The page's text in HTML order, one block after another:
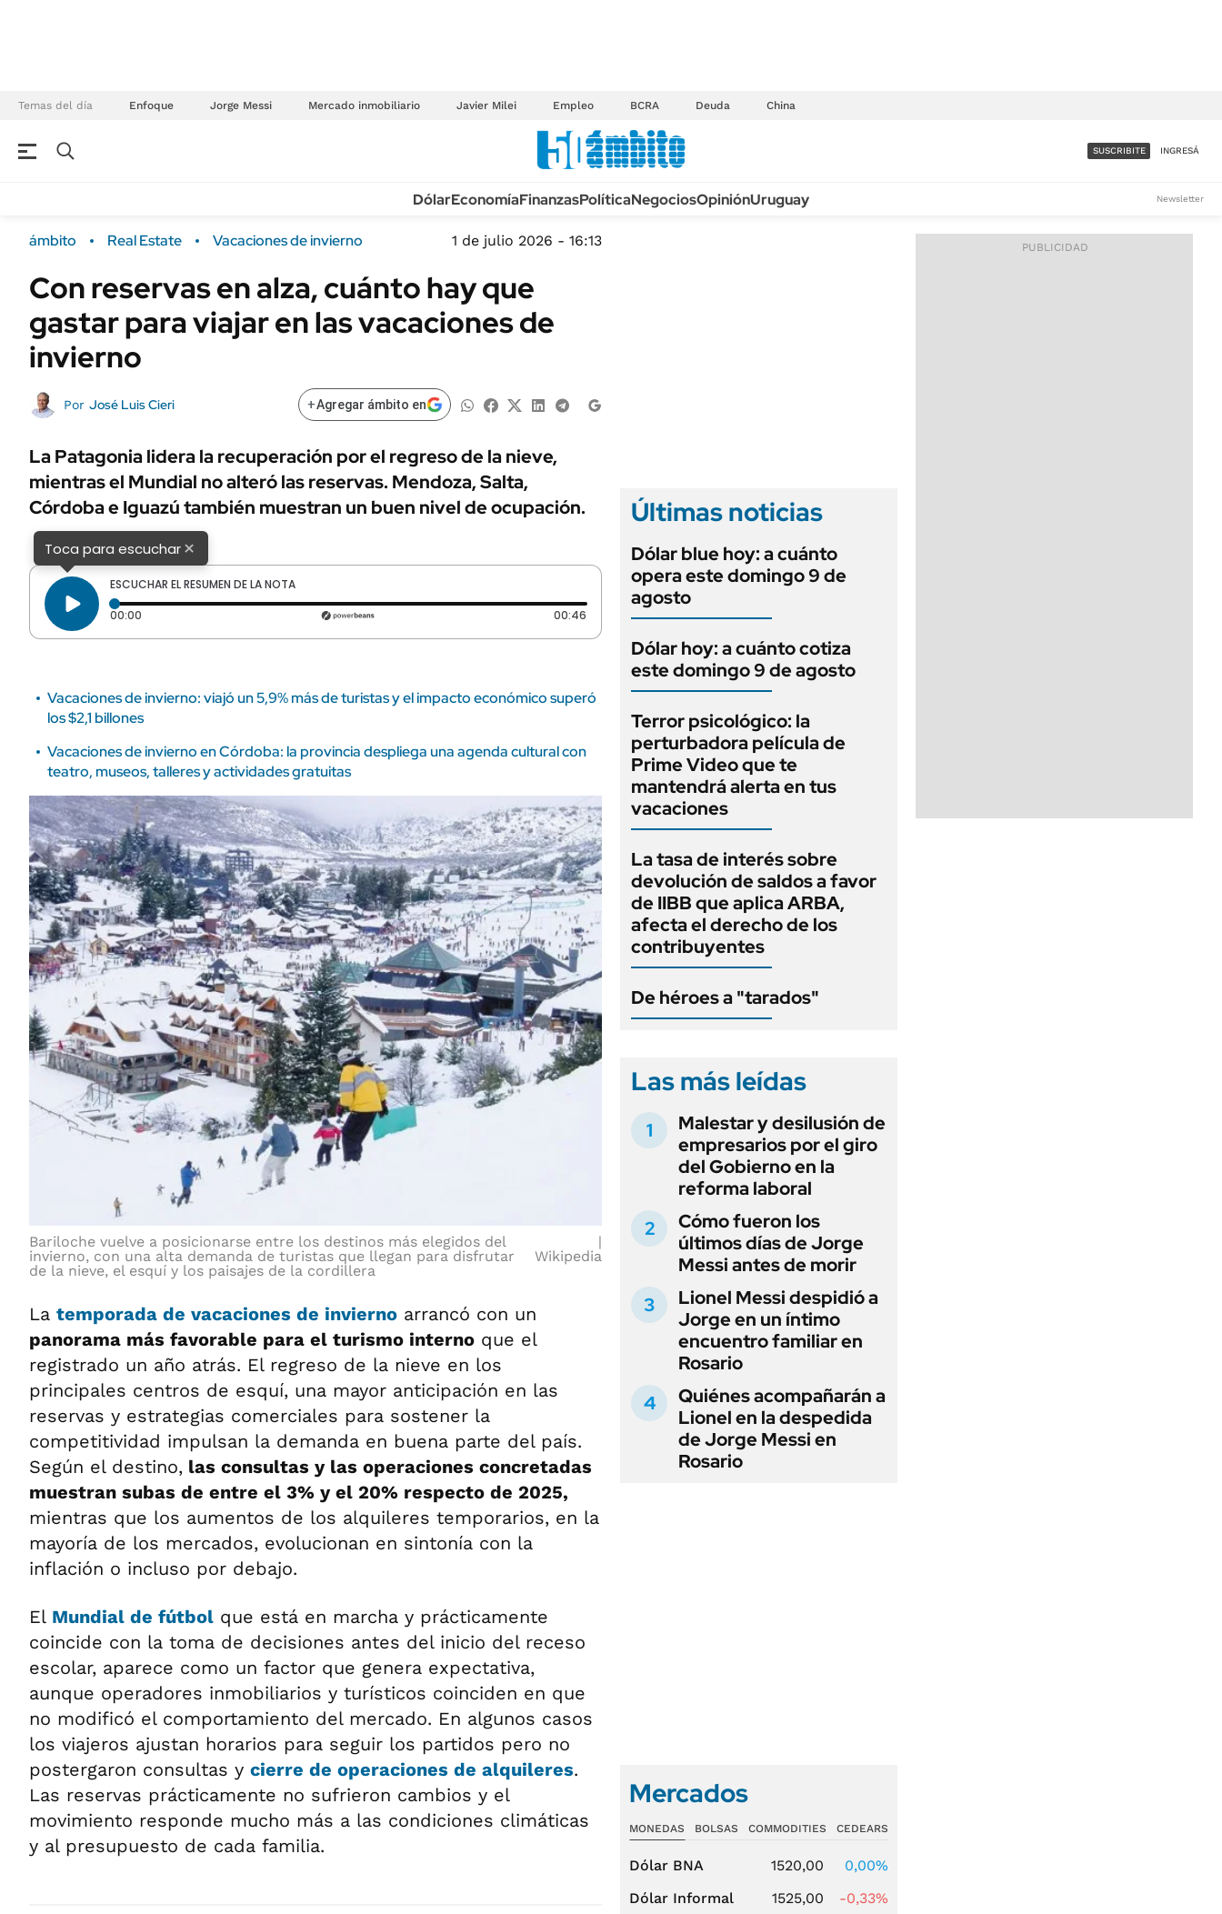
Temas del día Enfoque Jorge Messi Mercado inmobiliario Javier Milei Empleo BCRA Deuda China
Campo
FINANZAS
Dólar
ÁMBITO DEBATE
Sustentabilidad
URUGUAY
TECNOLOGÍA
MÉXICO
MUNDO
INFORMACIÓN GENERAL
AUTOS
ACCESO FULL - $1.800/MES
SUSCRIBITE INGRESÁ
DólarEconomíaFinanzasPolíticaNegociosOpiniónUruguay Newsletter
ámbito Real Estate Vacaciones de invierno 1 de julio 2026 - 16:13
Con reservas en alza, cuánto hay que
gastar para viajar en las vacaciones de
invierno
Por José Luis Cieri +Agregar ámbito en
La Patagonia lidera la recuperación por el regreso de la nieve,
mientras el Mundial no alteró las reservas. Mendoza, Salta,
Córdoba e Iguazú también muestran un buen nivel de ocupación.
Toca para escuchar×
ESCUCHAR EL RESUMEN DE LA NOTA
00:00 Tiempo transcurrido: 0 segundos 00:46 Duración: 46 segundos
Vacaciones de invierno: viajó un 5,9% más de turistas y el impacto económico superó
los $2,1 billones
Vacaciones de invierno en Córdoba: la provincia despliega una agenda cultural con
teatro, museos, talleres y actividades gratuitas
Bariloche vuelve a posicionarse entre los destinos más elegidos del
invierno, con una alta demanda de turistas que llegan para disfrutar
de la nieve, el esquí y los paisajes de la cordillera
Wikipedia
La temporada de vacaciones de invierno arrancó con un
panorama más favorable para el turismo interno que el
registrado un año atrás. El regreso de la nieve en los
principales centros de esquí, una mayor anticipación en las
reservas y estrategias comerciales para sostener la
competitividad impulsan la demanda en buena parte del país.
Según el destino, las consultas y las operaciones concretadas
muestran subas de entre el 3% y el 20% respecto de 2025,
mientras que los aumentos de los alquileres temporarios, en la
mayoría de los mercados, evolucionan en sintonía con la
inflación o incluso por debajo.
El Mundial de fútbol que está en marcha y prácticamente
coincide con la toma de decisiones antes del inicio del receso
escolar, aparece como un factor que genera expectativa,
aunque operadores inmobiliarios y turísticos coinciden en que
no modificó el comportamiento del mercado. En algunos casos
los viajeros ajustan horarios para seguir los partidos pero no
postergaron consultas y cierre de operaciones de alquileres.
Las reservas prácticamente no sufrieron cambios y el
movimiento responde mucho más a las condiciones climáticas
y al presupuesto de cada familia.
Últimas noticias
Dólar blue hoy: a cuánto
opera este domingo 9 de
agosto
Dólar hoy: a cuánto cotiza
este domingo 9 de agosto
Terror psicológico: la
perturbadora película de
Prime Video que te
mantendrá alerta en tus
vacaciones
La tasa de interés sobre
devolución de saldos a favor
de IIBB que aplica ARBA,
afecta el derecho de los
contribuyentes
De héroes a "tarados"
Las más leídas
Malestar y desilusión de
empresarios por el giro
del Gobierno en la
reforma laboral
Cómo fueron los
últimos días de Jorge
Messi antes de morir
Lionel Messi despidió a
Jorge en un íntimo
encuentro familiar en
Rosario
Quiénes acompañarán a
Lionel en la despedida
de Jorge Messi en
Rosario
Mercados
MONEDAS BOLSAS COMMODITIES CEDEARS
Dólar BNA 1520,00
0,00%
Dólar Informal
1525,00
-0,33%